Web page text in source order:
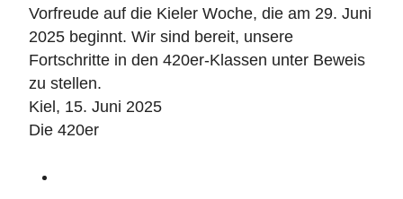
Vorfreude auf die Kieler Woche, die am 29. Juni
2025 beginnt. Wir sind bereit, unsere
Fortschritte in den 420er-Klassen unter Beweis
zu stellen.
Kiel, 15. Juni 2025
Die 420er